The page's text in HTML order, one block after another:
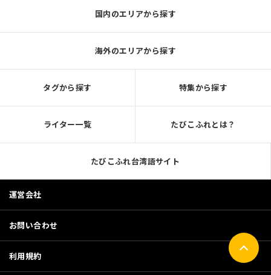
国内のエリアから探す
海外のエリアから探す
タグから探す 特集から探す
ライター一覧 たびこふれとは？
たびこふれ台湾語サイト
運営会社
お問い合わせ
利用規約